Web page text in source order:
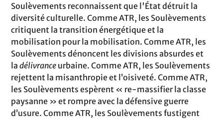
Soulèvements reconnaissent que l'État détruit la
diversité culturelle. Comme ATR, les Soulèvements
critiquent la transition énergétique et la
mobilisation pour la mobilisation. Comme ATR, les
Soulèvements dénoncent les divisions absurdes et
ladélivrance urbaine. Comme ATR, les Soulèvements
rejettent la misanthropie et l’oisiveté. Comme ATR,
les Soulèvements espèrent « re-massifier la classe
paysanne » et rompre avec la défensive guerre
d’usure. Comme ATR, les Soulèvements fustigent